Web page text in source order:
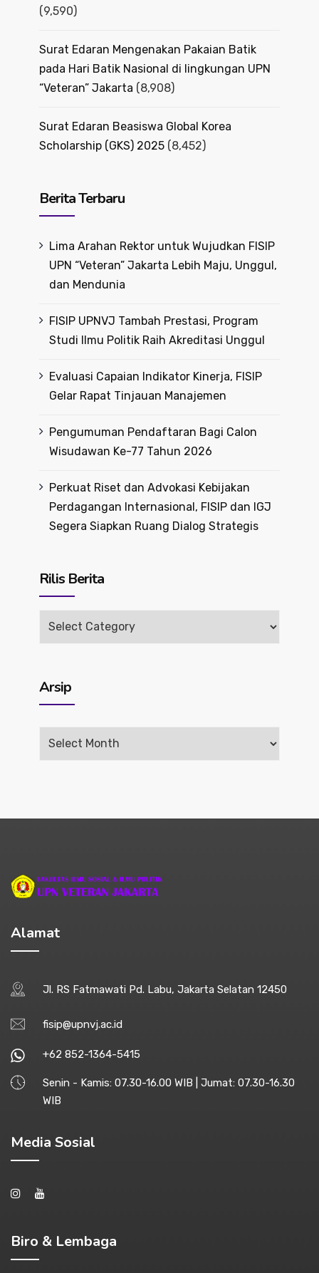
(9,590)
Surat Edaran Mengenakan Pakaian Batik
pada Hari Batik Nasional di lingkungan UPN
“Veteran” Jakarta (8,908)
Surat Edaran Beasiswa Global Korea
Scholarship (GKS) 2025 (8,452)
Berita Terbaru
Lima Arahan Rektor untuk Wujudkan FISIP
UPN “Veteran” Jakarta Lebih Maju, Unggul,
dan Mendunia
FISIP UPNVJ Tambah Prestasi, Program
Studi Ilmu Politik Raih Akreditasi Unggul
Evaluasi Capaian Indikator Kinerja, FISIP
Gelar Rapat Tinjauan Manajemen
Pengumuman Pendaftaran Bagi Calon
Wisudawan Ke-77 Tahun 2026
Perkuat Riset dan Advokasi Kebijakan
Perdagangan Internasional, FISIP dan IGJ
Segera Siapkan Ruang Dialog Strategis
Rilis Berita
Rilis
Arsip
Arsip
Alamat
Jl. RS Fatmawati Pd. Labu, Jakarta Selatan 12450
fisip@upnvj.ac.id
+62 852-1364-5415
Senin - Kamis: 07.30-16.00 WIB | Jumat: 07.30-16.30
WIB
Media Sosial
Biro & Lembaga